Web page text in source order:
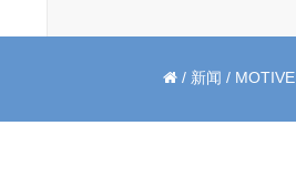
/ 新闻 / MOTIVE